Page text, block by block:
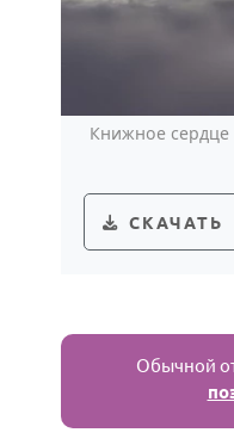
Книжное
СКАЧАТЬ
Обычной